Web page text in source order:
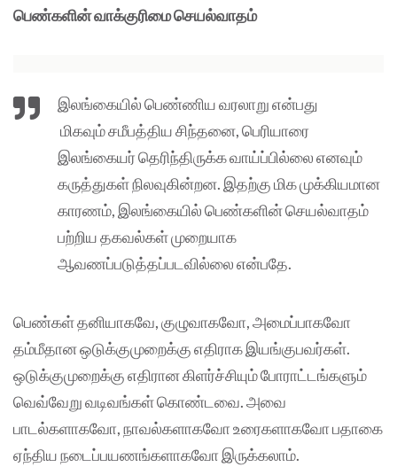
பெண்களின் வாக்குரிமை செயல்வாதம்
இலங்கையில் பெண்ணிய வரலாறு என்பது
மிகவும் சமீபத்திய சிந்தனை, பெரியாரை
இலங்கையர் தெரிந்திருக்க வாய்ப்பில்லை எனவும்
கருத்துகள் நிலவுகின்றன. இதற்கு மிக முக்கியமான
காரணம், இலங்கையில் பெண்களின் செயல்வாதம்
பற்றிய தகவல்கள் முறையாக
ஆவணப்படுத்தப்படவில்லை என்பதே.
பெண்கள் தனியாகவே, குழுவாகவோ, அமைப்பாகவோ
தம்மீதான ஒடுக்குமுறைக்கு எதிராக இயங்குபவர்கள்.
ஒடுக்குமுறைக்கு எதிரான கிளர்ச்சியும் போராட்டங்களும்
வெவ்வேறு வடிவங்கள் கொண்டவை. அவை
பாடல்களாகவோ, நாவல்களாகவோ உரைகளாகவோ பதாகை
ஏந்திய நடைப்பயணங்களாகவோ இருக்கலாம்.